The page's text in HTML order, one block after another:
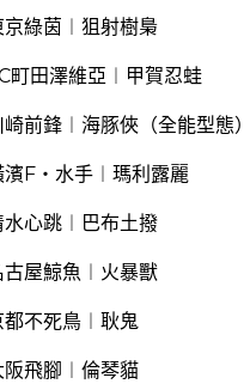
京綠茵︱狙射樹梟
町田澤維亞︱甲賀忍蛙
崎前鋒︱海豚俠（全能型態）
濱F・水手︱瑪利露麗
水心跳︱巴布土撥
古屋鯨魚︱火暴獸
都不死鳥︱耿鬼
阪飛腳︱倫琴貓